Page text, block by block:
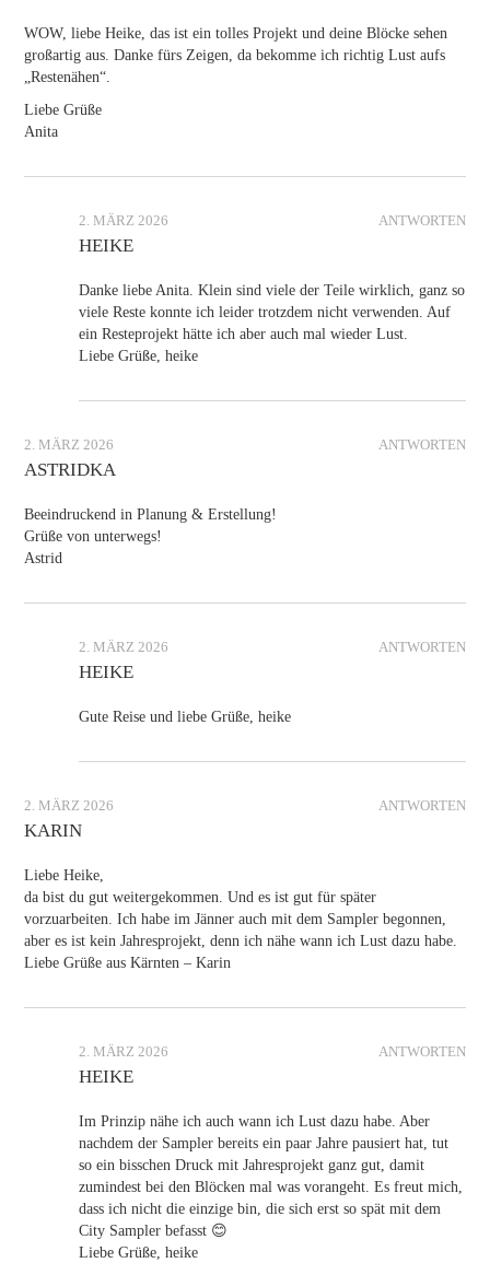
WOW, liebe Heike, das ist ein tolles Projekt und deine Blöcke sehen
großartig aus. Danke fürs Zeigen, da bekomme ich richtig Lust aufs
„Restenähen“.
Liebe Grüße
Anita
ANTWORTEN
2. MÄRZ 2026
HEIKE
Danke liebe Anita. Klein sind viele der Teile wirklich, ganz so
viele Reste konnte ich leider trotzdem nicht verwenden. Auf
ein Resteprojekt hätte ich aber auch mal wieder Lust.
Liebe Grüße, heike
ANTWORTEN
2. MÄRZ 2026
ASTRIDKA
Beeindruckend in Planung & Erstellung!
Grüße von unterwegs!
Astrid
ANTWORTEN
2. MÄRZ 2026
HEIKE
Gute Reise und liebe Grüße, heike
ANTWORTEN
2. MÄRZ 2026
KARIN
Liebe Heike,
da bist du gut weitergekommen. Und es ist gut für später
vorzuarbeiten. Ich habe im Jänner auch mit dem Sampler begonnen,
aber es ist kein Jahresprojekt, denn ich nähe wann ich Lust dazu habe.
Liebe Grüße aus Kärnten – Karin
ANTWORTEN
2. MÄRZ 2026
HEIKE
Im Prinzip nähe ich auch wann ich Lust dazu habe. Aber
nachdem der Sampler bereits ein paar Jahre pausiert hat, tut
so ein bisschen Druck mit Jahresprojekt ganz gut, damit
zumindest bei den Blöcken mal was vorangeht. Es freut mich,
dass ich nicht die einzige bin, die sich erst so spät mit dem
City Sampler befasst 😊
Liebe Grüße, heike